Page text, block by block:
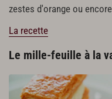
zestes d'orange ou
La recette
Le mille-feuille à la